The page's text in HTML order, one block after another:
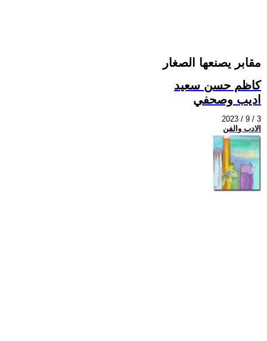
مقابر يصنعها الصغار
كاظم حسن سعيد
اديب وصحفي
2023 / 9 / 3
الادب والفن